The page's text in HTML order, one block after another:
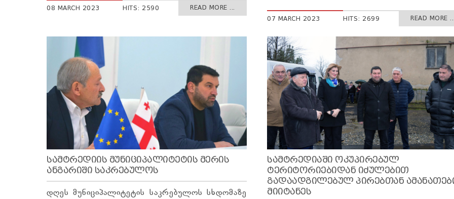
08 MARCH 2023 HITS: 2590 READ MORE ...
07 MARCH 2023 HITS: 2699 READ MORE
ᲡᲐᲛᲢᲠᲔᲓᲘᲘᲡ ᲛᲣᲜᲘᲪᲘᲞᲐᲚᲘᲢᲔᲢᲘᲡ ᲛᲔᲠᲘᲡ
ᲐᲜᲒᲐᲠᲘᲨᲘ ᲡᲐᲙᲠᲔᲑᲣᲚᲝᲡ
დღეს მუნიციპალიტეტის საკრებულოს სხდომაზე
ᲡᲐᲛᲢᲠᲔᲓᲘᲐᲨᲘ ᲝᲙᲣᲞᲘᲠᲔᲑᲣᲚ
ᲢᲔᲠᲘᲢᲝᲠᲘᲔᲑᲘᲓᲐᲜ ᲘᲫᲣᲚᲔᲑᲘᲗ
ᲒᲐᲓᲐᲐᲓᲒᲘᲚᲔᲑᲣᲚ ᲞᲘᲠᲔᲑᲗᲐᲜ
ᲛᲘᲘᲢᲐᲜᲔᲡ